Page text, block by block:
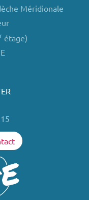
Méridionale
étage)